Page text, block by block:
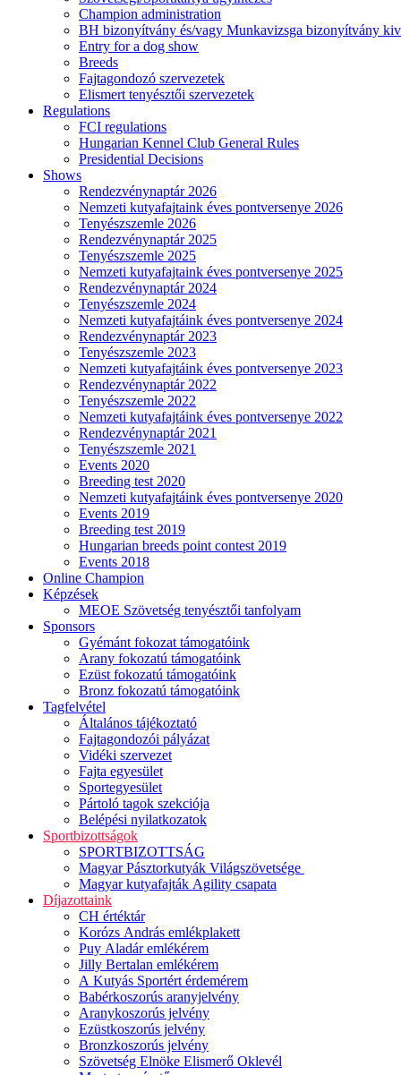
Champion administration
BH bizonyítvány és/vagy Munkavizsga bizonyítvány
Entry for a dog show
Breeds
Fajtagondozó szervezetek
Elismert tenyésztői szervezetek
Regulations
FCI regulations
Hungarian Kennel Club General Rules
Presidential Decisions
Shows
Rendezvénynaptár 2026
Nemzeti kutyafajtaink éves pontversenye 2026
Tenyészszemle 2026
Rendezvénynaptár 2025
Tenyészszemle 2025
Nemzeti kutyafajtaink éves pontversenye 2025
Rendezvénynaptár 2024
Tenyészszemle 2024
Nemzeti kutyafajtáink éves pontversenye 2024
Rendezvénynaptár 2023
Tenyészszemle 2023
Nemzeti kutyafajtáink éves pontversenye 2023
Rendezvénynaptár 2022
Tenyészszemle 2022
Nemzeti kutyafajtáink éves pontversenye 2022
Rendezvénynaptár 2021
Tenyészszemle 2021
Events 2020
Breeding test 2020
Nemzeti kutyafajtáink éves pontversenye 2020
Events 2019
Breeding test 2019
Hungarian breeds point contest 2019
Events 2018
Online Champion
Képzések
MEOE Szövetség tenyésztői tanfolyam
Sponsors
Gyémánt fokozat támogatóink
Arany fokozatú támogatóink
Ezüst fokozatú támogatóink
Bronz fokozatú támogatóink
Tagfelvétel
Általános tájékoztató
Fajtagondozói pályázat
Vidéki szervezet
Fajta egyesület
Sportegyesület
Pártoló tagok szekciója
Belépési nyilatkozatok
Sportbizottságok
SPORTBIZOTTSÁG
Magyar Pásztorkutyák Világszövetsége
Magyar kutyafajták Agility csapata
Díjazottaink
CH értéktár
Korózs András emlékplakett
Puy Aladár emlékérem
Jilly Bertalan emlékérem
A Kutyás Sportért érdemérem
Babérkoszorús aranyjelvény
Aranykoszorús jelvény
Ezüstkoszorús jelvény
Bronzkoszorús jelvény
Szövetség Elnöke Elismerő Oklevél